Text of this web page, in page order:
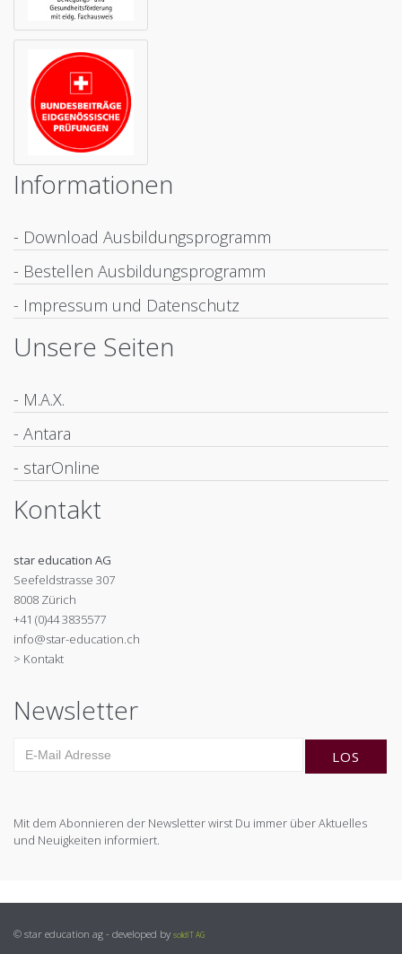
Informationen
- Download Ausbildungsprogramm
- Bestellen Ausbildungsprogramm
- Impressum und Datenschutz
Unsere Seiten
- M.A.X.
- Antara
- starOnline
Kontakt
star education AG
Seefeldstrasse 307
8008 Zürich
+41 (0)44 3835577
info@star-education.ch
> Kontakt
Newsletter
Mit dem Abonnieren der Newsletter wirst Du immer über Aktuelles
und Neuigkeiten informiert.
© star education ag - developed by solidIT AG